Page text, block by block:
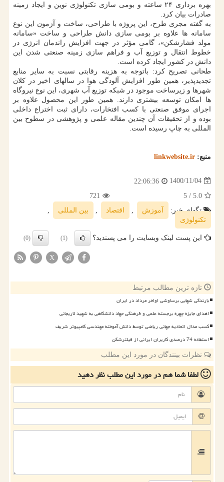
بهره برداری ۲۴ ساعته و بومی سازی تکنولوژی نوین و ایجاد زمینه
صادرات بیان کرد.
به گفته مجری طرح، این پروژه با طراحی، ساخت و آزمون این نوع
سامانه ها علاوه بر بومی سازی دانش طراحی و ساخت «سامانه
مولد فشارشکن»، گامی مؤثر در جهت افزایش راندمان انرژی در
خطوط انتقال و توزیع آب و فراهم سازی زمینه صنعتی شدن این
دانش در کشور ایجاد کرده است.
طحانی تصریح کرد: باتوجه به هزینه رقابتی نسبت به سایر منابع
تجدیدپذیر، همین طور افزایش آلودگی هوا در سالهای اخیر در کلان
شهرها و زیرساخت موجود در شبکه توزیع آب شهری، این نوع نیروگاه
ها امکان توسعه بیشتری دارند. همین طور این محصول علاوه بر
اجرای موفق صنعتی با کسب افتخارات، دارای ثبت اختراع داخلی
بوده و از تحقیقات آن چندین مقاله علمی و پژوهشی در سطوح بین
المللی به چاپ رسیده است.
منبع: linkwebsite.ir
1400/11/04
22:06:36
5.0
/ 5
721
تگهای خبر:
آموزش اقتصاد بین المللی
تكنولوژی
این پست لینک وبسایت را می پسندید؟ (1)
(0)
X
تازه ترین مطالب مرتبط
بارندگی شهابی برساوشی اواخر مرداد در ایران
اهدای جایزه چهره برجسته علمی و فرهنگی جهاد دانشگاهی به شهید لاریجانی
کسب مدال اتحادیه جهانی ریاضی توسط دانش آموخته مهندسی کامپیوتر شریف
استفاده 74 درصدی کاربران ایرانی از فیلترشکن
نظرات بینندگان در مورد این مطلب
لطفا شما همدر مورد این مطلبنظر دهید